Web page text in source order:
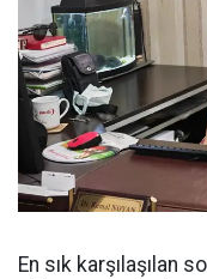
En sık karşılaşılan